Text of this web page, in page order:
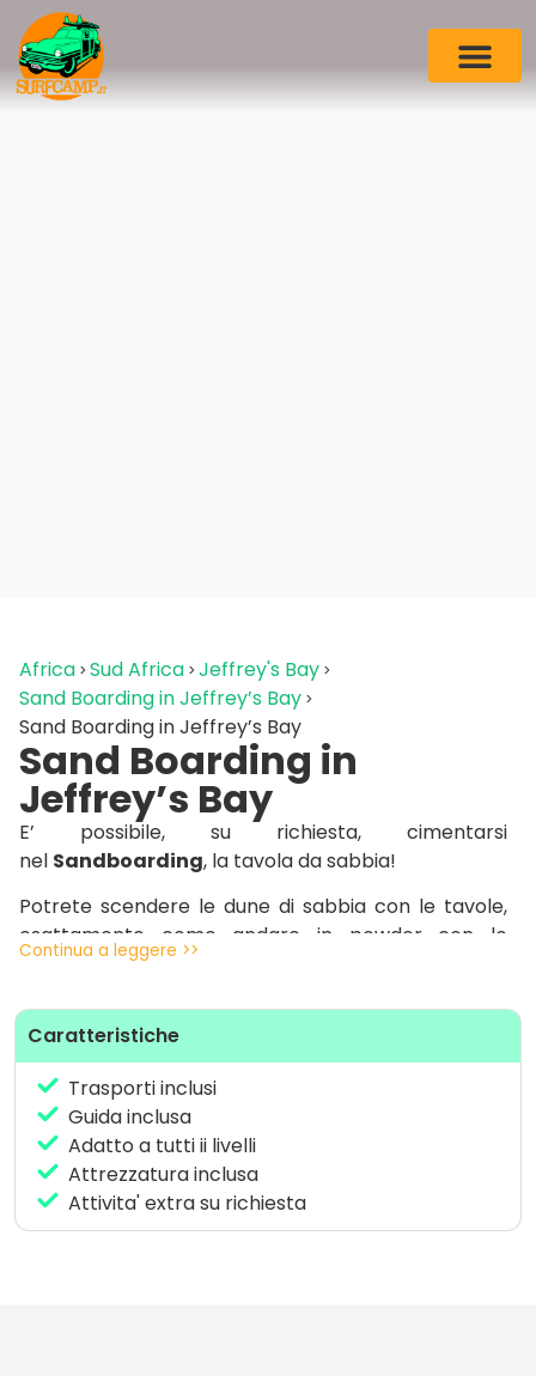
Africa Sud Africa Jeffrey's Bay
Sand Boarding in Jeffrey’s Bay
Sand Boarding in Jeffrey’s Bay
Sand Boarding in
Jeffrey’s Bay
E’ possibile, su richiesta, cimentarsi
nel Sandboarding, la tavola da sabbia!
Potrete scendere le dune di sabbia con le tavole,
esattamente come andare in powder con lo
snowboard!
Tariffe:
Contattaci per avere maggiori informazioni!
Continua a leggere >>
Caratteristiche
Trasporti inclusi
Guida inclusa
Adatto a tutti ii livelli
Attrezzatura inclusa
Attivita' extra su richiesta